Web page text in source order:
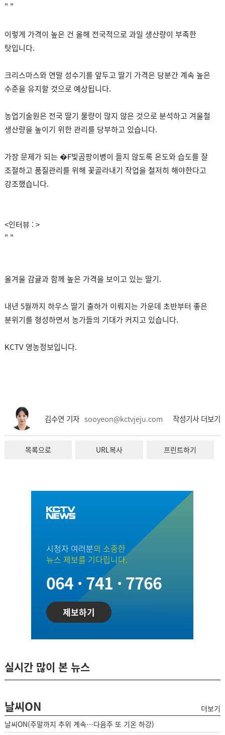
" "
이렇게 가격이 높은 건 올해 전국적으로 과일 생산량이 부족한
탓입니다.
크리스마스와 연말 성수기를 앞두고 딸기 가격은 당분간 계속 높은
수준을 유지할 것으로 예상됩니다.
농업기술원은 전국 딸기 물량이 많지 않은 것으로 분석하고 겨울철
생산량을 높이기 위한 관리를 당부하고 있습니다.
가장 문제가 되는 �F빛곰팡이병이 들지 않도록 온도와 습도를 잘
조절하고 품질관리를 위해 꽃골라내기 작업을 철저히 해야한다고
강조했습니다.
<인터뷰 : >
" "
올겨울 감귤과 함께 높은 가격을 보이고 있는 딸기.
내년 5월까지 하우스 딸기 출하가 이뤄지는 가운데 초반부터 좋은
분위기를 형성하면서 농가들의 기대가 커지고 있습니다.
KCTV 영농정보입니다.
김수연 기자 sooyeon@kctvjeju.com 작성기사 더보기
목록으로 URL복사 프린트하기
시청자 여러분의 소중한
뉴스 제보를 기다립니다.
064 · 741 · 7766
제보하기
실시간 많이 본 뉴스
날씨ON
더보기
날씨ON(주말까지 추위 계속…다음주 또 기온 하강)